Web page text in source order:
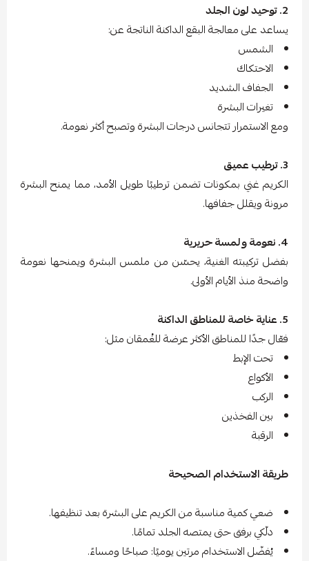
2. توحيد لون الجلد
يساعد على معالجة البقع الداكنة الناتجة عن:
الشمس
الاحتكاك
الجفاف الشديد
تغيرات البشرة
ومع الاستمرار تتجانس درجات البشرة وتصبح أكثر نعومة.
3. ترطيب عميق
الكريم غني بمكونات تضمن ترطيبًا طويل الأمد، مما يمنح البشرة
مرونة ويقلل جفافها.
4. نعومة ولمسة حريرية
بفضل تركيبته الغنية، يحسّن من ملمس البشرة ويمنحها نعومة
واضحة منذ الأيام الأولى.
5. عناية خاصة للمناطق الداكنة
فعّال جدًا للمناطق الأكثر عرضة للغُمقان مثل:
تحت الإبط
الأكواع
الركب
بين الفخذين
الرقبة
طريقة الاستخدام الصحيحة
ضعي كمية مناسبة من الكريم على البشرة بعد تنظيفها.
دلّكي برفق حتى يمتصه الجلد تمامًا.
يُفضّل الاستخدام مرتين يوميًا: صباحًا ومساءً.